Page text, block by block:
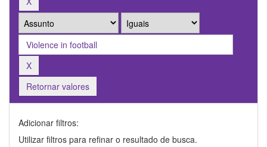
Retornar valores
Adicionar filtros:
Utilizar filtros para refinar o resultado de busca.